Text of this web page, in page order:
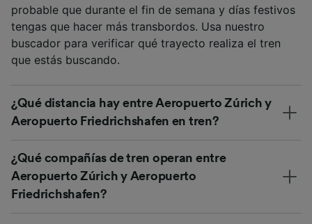
probable que durante el fin de semana y días festivos
tengas que hacer más transbordos. Usa nuestro
buscador para verificar qué trayecto realiza el tren
que estás buscando.
¿Qué distancia hay entre Aeropuerto Zúrich y
Aeropuerto Friedrichshafen en tren?
¿Qué compañías de tren operan entre
Aeropuerto Zúrich y Aeropuerto
Friedrichshafen?